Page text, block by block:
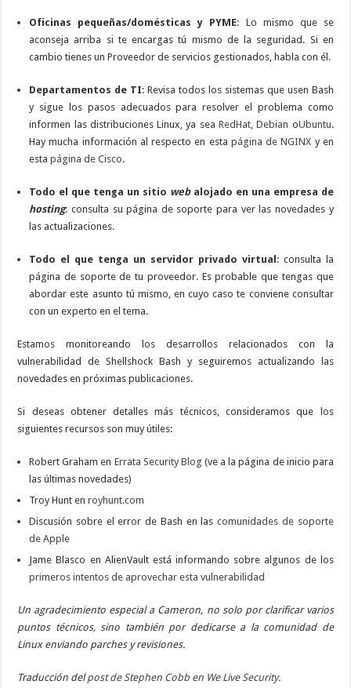
Oficinas pequeñas/domésticas y PYME: Lo mismo que se
aconseja arriba si te encargas tú mismo de la seguridad. Si en
cambio tienes un Proveedor de servicios gestionados, habla con él.
Departamentos de TI: Revisa todos los sistemas que usen Bash
y sigue los pasos adecuados para resolver el problema como
informen las distribuciones Linux, ya seaRedHat,Debian oUbuntu.
Hay mucha información al respecto en esta página de NGINX y en
estapágina de Cisco.
Todo el que tenga un sitio webalojado en una empresa de
hosting: consulta su página de soporte para ver las novedades y
las actualizaciones.
Todo el que tenga un servidor privado virtual : consulta la
página de soporte de tu proveedor. Es probable que tengas que
abordar este asunto tú mismo, en cuyo caso te conviene consultar
con un experto en el tema.
Estamos monitoreando los desarrollos relacionados con la
vulnerabilidad de Shellshock Bash y seguiremos actualizando las
novedades en próximas publicaciones.
Si deseas obtener detalles más técnicos, consideramos que los
siguientes recursos son muy útiles:
Robert Graham en Errata Security Blog (ve a la página de inicio para
las últimas novedades)
Troy Hunt enroyhunt.com
Discusión sobre el error de Bash en lascomunidades de soporte
de Apple
Jame Blasco en AlienVault está informando sobre algunos de los
primeros intentos de aprovechar esta vulnerabilidad
Un agradecimiento especial a Cameron, no solo por clarificar varios
puntos técnicos, sino también por dedicarse a la comunidad de
Linux enviando parches y revisiones.
Traducción delpost de Stephen Cobb en We Live Security.